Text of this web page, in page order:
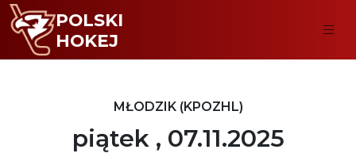
POLSKI
HOKEJ
MŁODZIK (KPOZHL)
piątek , 07.11.2025